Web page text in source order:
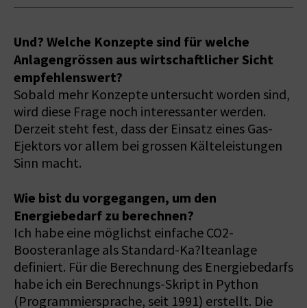
Und? Welche Konzepte sind für welche
Anlagengrössen aus wirtschaftlicher Sicht
empfehlenswert?
Sobald mehr Konzepte untersucht worden sind,
wird diese Frage noch interessanter werden.
Derzeit steht fest, dass der Einsatz eines Gas-
Ejektors vor allem bei grossen Kälteleistungen
Sinn macht.
Wie bist du vorgegangen, um den
Energiebedarf zu berechnen?
Ich habe eine möglichst einfache CO2-
Boosteranlage als Standard-Ka?lteanlage
definiert. Für die Berechnung des Energiebedarfs
habe ich ein Berechnungs-Skript in Python
(Programmiersprache, seit 1991) erstellt. Die